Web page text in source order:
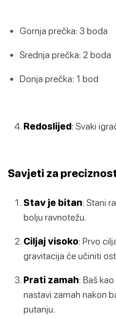
Gornja prečka: 3 boda
Srednja prečka: 2 boda
Donja prečka: 1 bod
Redoslijed: Svaki
Savjeti za
Stav je bitan: Stani
bolju ravnotežu.
Ciljaj visoko: Prvo
gravitacija će učiniti
Prati zamah: Baš
nastavi zamah nakon
putanju.